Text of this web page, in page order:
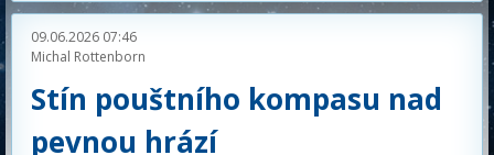
09.06.2026 07:46
Michal Rottenborn
Stín pouštního kompasu nad
pevnou hrází